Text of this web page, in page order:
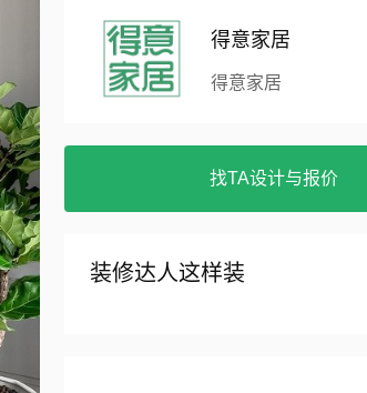
得意家居
得意家居
找TA设计与报价
装修达人这样装